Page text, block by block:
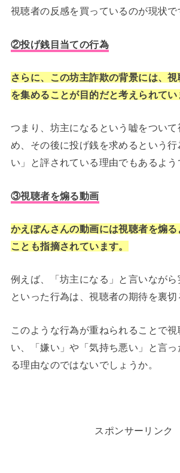
視聴者の反感を買っているのが現状で
②投げ銭目当ての行為
さらに、この坊主詐欺の背景には、
を集めることが目的だと考えられてい
つまり、坊主になるという嘘をつい
め、その後に投げ銭を求めるという
い」と評されている理由でもあるよう
③視聴者を煽る動画
かえぽんさんの動画には視聴者を煽
ことも指摘されています。
例えば、「坊主になる」と言いなが
といった行為は、視聴者の期待を裏切
このような行為が重ねられることで
い、「嫌い」や「気持ち悪い」と言
る理由なのではないでしょうか。
スポンサーリンク